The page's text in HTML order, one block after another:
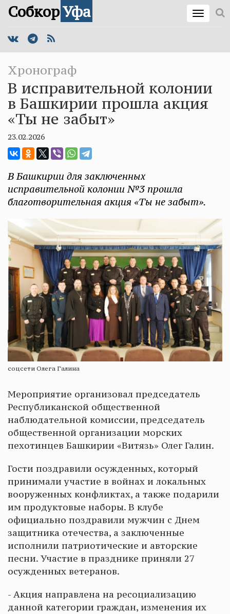
СобкорУфа
Хронограф
В исправительной колонии
в Башкирии прошла акция
«Ты не забыт»
23.02.2026
В Башкирии для заключенных
исправительной колонии №3 прошла
благотворительная акция «Ты не забыт».
соцсети Олега Галина
Мероприятие организовал председатель
Республиканской общественной
наблюдательной комиссии, председатель
общественной организации морских
пехотинцев Башкирии «Витязь» Олег Галин.
Гости поздравили осужденных, который
принимали участие в войнах и локальных
вооруженных конфликтах, а также подарили
им продуктовые наборы. В клубе
официально поздравили мужчин с Днем
защитника отечества, а заключенные
исполнили патриотические и авторские
песни. Участие в празднике приняли 27
осужденных ветеранов.
- Акция направлена на ресоциализацию
данной категории граждан, изменения их